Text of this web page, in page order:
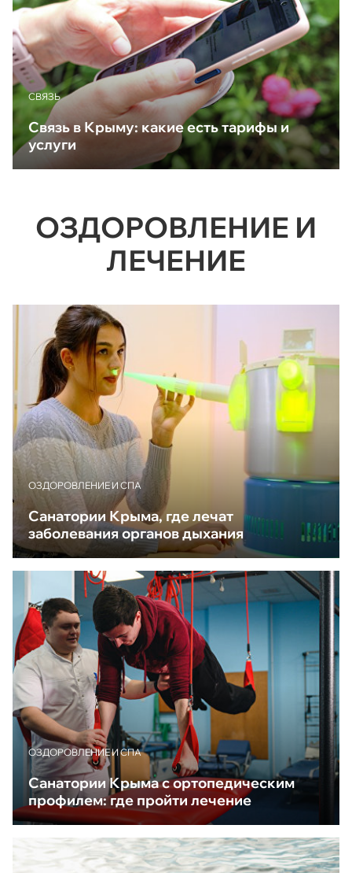
CВЯЗЬ
Связь в Крыму: какие есть тарифы и
услуги
ОЗДОРОВЛЕНИЕ И
ЛЕЧЕНИЕ
ОЗДОРОВЛЕНИЕ И СПА
Санатории Крыма, где лечат
заболевания органов дыхания
ОЗДОРОВЛЕНИЕ И СПА
Санатории Крыма с ортопедическим
профилем: где пройти лечение